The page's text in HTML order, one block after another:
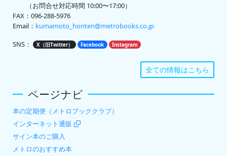
（お問合せ対応時間 10:00〜17:00）
FAX：096-288-5976
Email： kumamoto_honten@metrobooks.co.jp
SNS： X（旧Twitter） Facebook Instagram
全ての情報はこちら
ページナビ
本の定期便（メトロブッククラブ）
インターネット通販
サイン本のご購入
メトロのおすすめ本